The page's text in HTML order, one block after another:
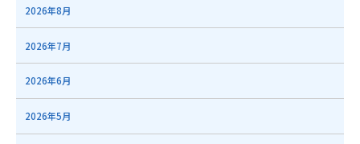
2026年8月
2026年7月
2026年6月
2026年5月